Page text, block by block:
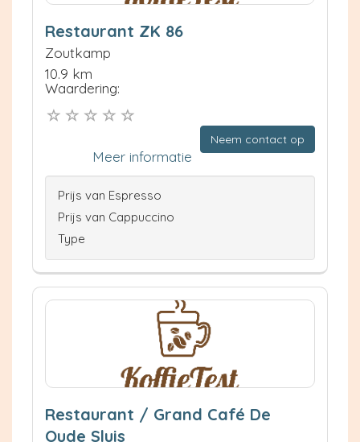
Restaurant ZK 86
Zoutkamp
10.9 km
Waardering:
Neem contact op
Meer informatie
Prijs van Espresso
Prijs van Cappuccino
Type
Restaurant / Grand Café De
Oude Sluis